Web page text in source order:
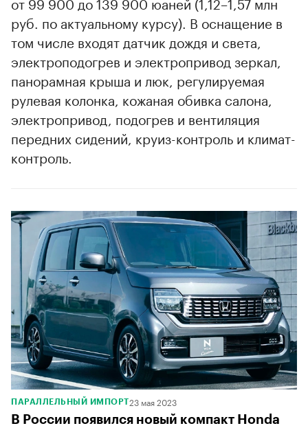
руб. по актуальному курсу). В оснащение в
том числе входят датчик дождя и света,
электроподогрев и электропривод зеркал,
панорамная крыша и люк, регулируемая
рулевая колонка, кожаная обивка салона,
электропривод, подогрев и вентиляция
передних сидений, круиз-контроль и климат-
контроль.
ПАРАЛЛЕЛЬНЫЙ ИМПОРТ23 мая 2023
В России появился новый компакт Honda